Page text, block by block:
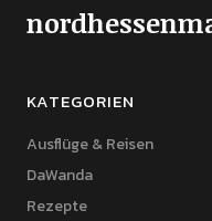
KATEGORIEN
Ausflüge & Reisen
DaWanda
Rezepte